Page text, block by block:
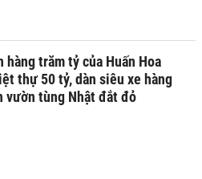
hàng trăm tỷ của Huấn Hoa
thự 50 tỷ, dàn siêu xe hàng
vườn tùng Nhật đắt đỏ